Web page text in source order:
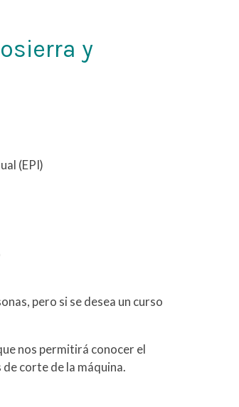
y
(EPI)
pero si se desea un curso
nos permitirá conocer el
corte de la máquina.